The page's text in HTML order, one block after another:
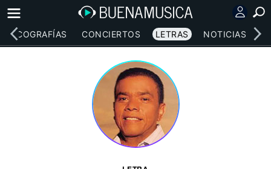
DISCOGRAFÍAS CONCIERTOS LETRAS NOTICIAS